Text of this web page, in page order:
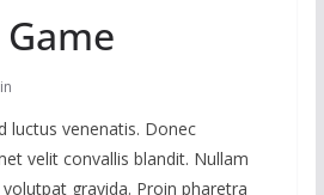
luctus venenatis. Donec
velit convallis blandit. Nullam
gravida. Proin pharetra